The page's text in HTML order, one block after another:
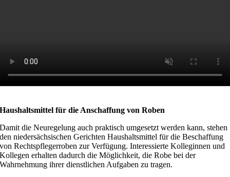
Haushaltsmittel für die Anschaffung von Roben
Damit die Neuregelung auch praktisch umgesetzt werden kann, stehen
den niedersächsischen Gerichten Haushaltsmittel für die Beschaffung
von Rechtspflegerroben zur Verfügung. Interessierte Kolleginnen und
Kollegen erhalten dadurch die Möglichkeit, die Robe bei der
Wahrnehmung ihrer dienstlichen Aufgaben zu tragen.